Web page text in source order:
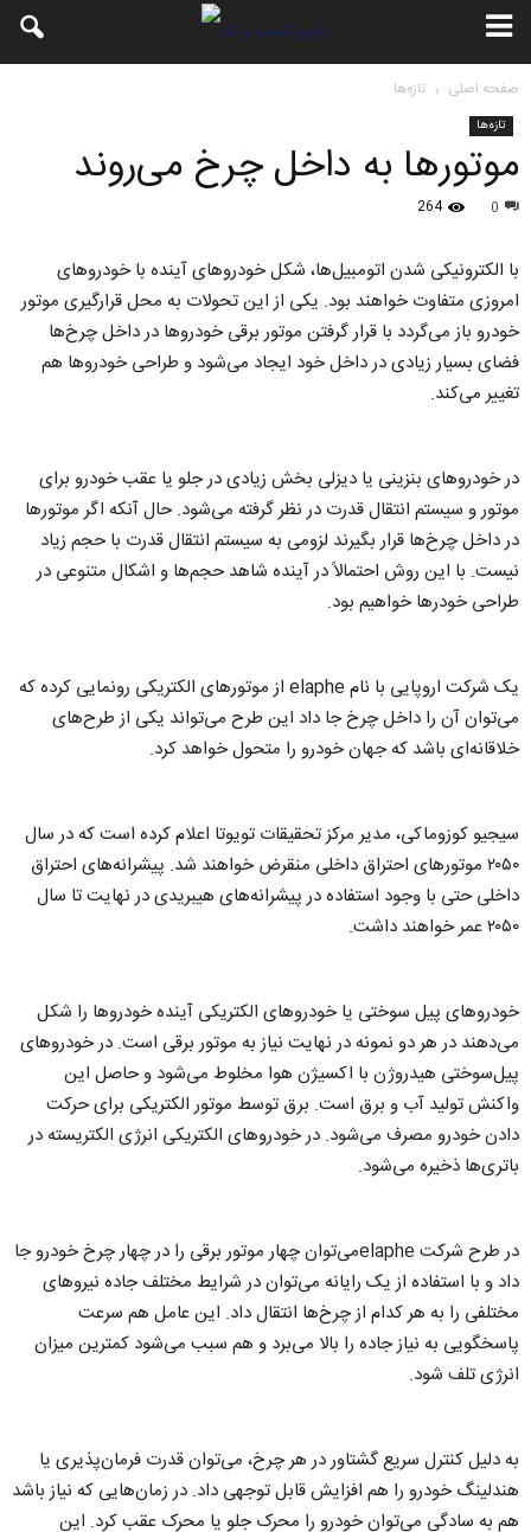
صفحه اصلی تازه‌ها
تازه‌ها
موتورها به داخل چرخ می‌روند
0
264
با الکترونیکی شدن اتومبیل‌ها، شکل خودروهای آینده با خودروهای
امروزی متفاوت خواهند بود. یکی از این تحولات به محل قرارگیری موتور
خودرو باز می‌گردد با قرار گرفتن موتور برقی خودروها در داخل چرخ‌ها
فضای بسیار زیادی در داخل خود ایجاد می‌شود و طراحی خودروها هم
تغییر می‌کند.
در خودروهای بنزینی یا دیزلی بخش زیادی در جلو یا عقب خودرو برای
موتور و سیستم انتقال قدرت در نظر گرفته می‌شود. حال آنکه اگر موتورها
در داخل چرخ‌ها قرار بگیرند لزومی به سیستم انتقال قدرت با حجم زیاد
نیست. با این روش احتمالاً در آینده شاهد حجم‌ها و اشکال متنوعی در
طراحی خودرها خواهیم بود.
یک شرکت اروپایی با نام elaphe از موتورهای الکتریکی رونمایی کرده که
می‌توان آن را داخل چرخ جا داد این طرح می‌تواند یکی از طرح‌های
خلاقانه‌ای باشد که جهان خودرو را متحول خواهد کرد.
سیجیو کوزوماکی، مدیر مرکز تحقیقات تویوتا اعلام کرده است که در سال
۲۰۵۰ موتورهای احتراق داخلی منقرض خواهند شد. پیشرانه‌های احتراق
داخلی حتی با وجود استفاده در پیشرانه‌های هیبریدی در نهایت تا سال
۲۰۵۰ عمر خواهند داشت.
خودروهای پیل سوختی یا خودروهای الکتریکی آینده خودروها را شکل
می‌دهند در هر دو نمونه در نهایت نیاز به موتور برقی است. در خودروهای
پیل‌سوختی هیدروژن با اکسیژن هوا مخلوط می‌شود و حاصل این
واکنش تولید آب و برق است. برق توسط موتور الکتریکی برای حرکت
دادن خودرو مصرف می‌شود. در خودروهای الکتریکی انرژی الکتریسته در
باتری‌ها ذخیره می‌شود.
در طرح شرکت elapheمی‌توان چهار موتور برقی را در چهار چرخ خودرو جا
داد و با استفاده از یک رایانه می‌توان در شرایط مختلف جاده نیروهای
مختلفی را به هر کدام از چرخ‌ها انتقال داد. این عامل هم سرعت
پاسخگویی به نیاز جاده را بالا می‌برد و هم سبب می‌شود کمترین میزان
انرژی تلف شود.
به دلیل کنترل سریع گشتاور در هر چرخ، می‌توان قدرت فرمان‌پذیری یا
هندلینگ خودرو را هم افزایش قابل توجهی داد. در زمان‌هایی که نیاز باشد
هم به سادگی می‌توان خودرو را محرک جلو یا محرک عقب کرد. این